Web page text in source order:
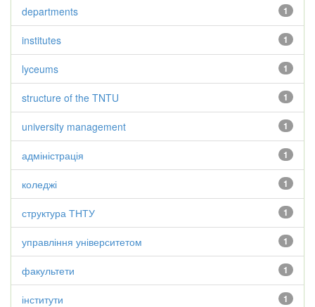
1
departments
1
institutes
1
lyceums
1
structure of the TNTU
1
university management
1
адміністрація
1
коледжі
1
структура ТНТУ
1
управління університетом
1
факультети
1
інститути